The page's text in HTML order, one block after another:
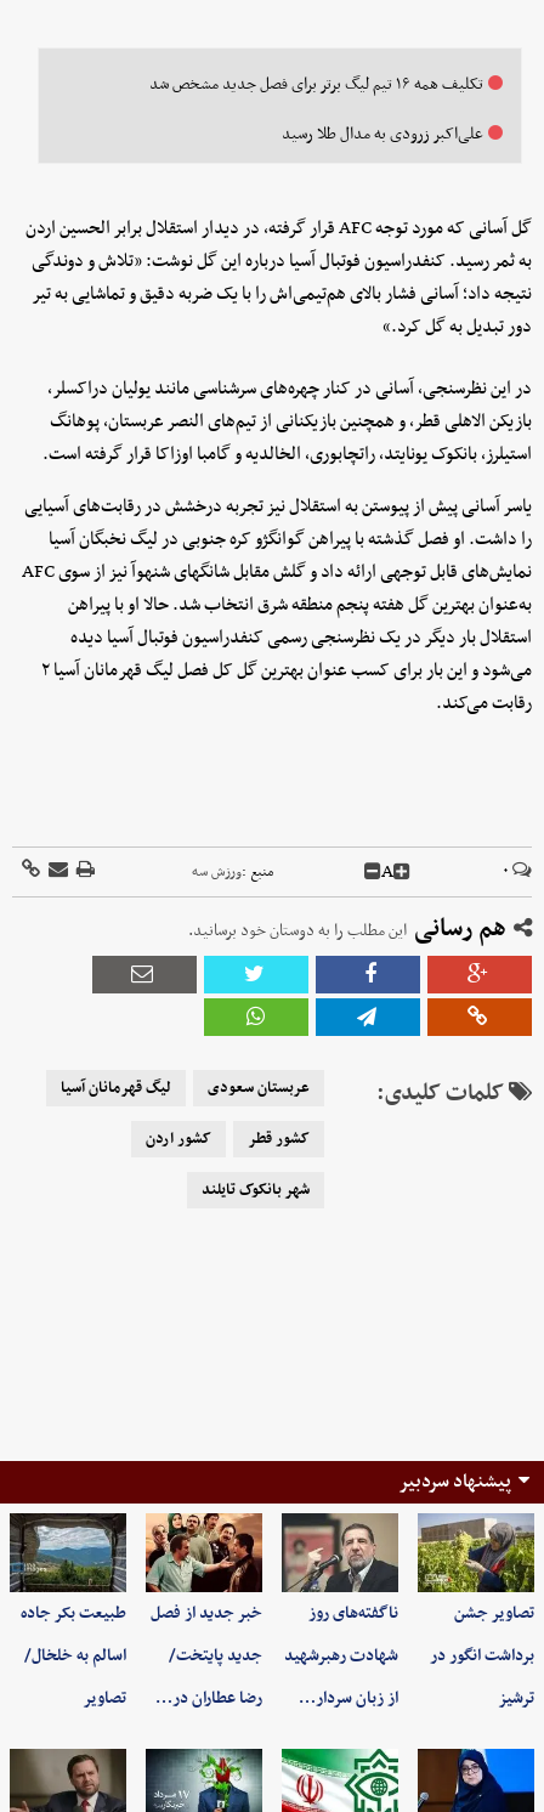
تکلیف همه ۱۶ تیم لیگ برتر برای فصل جدید مشخص شد
علی‌اکبر زرودی به مدال طلا رسید
گل آسانی که مورد توجه AFC قرار گرفته، در دیدار استقلال برابر الحسین اردن
به ثمر رسید. کنفدراسیون فوتبال آسیا درباره این گل نوشت: «تلاش و دوندگی
نتیجه داد؛ آسانی فشار بالای هم‌تیمی‌اش را با یک ضربه دقیق و تماشایی به تیر
دور تبدیل به گل کرد.»
در این نظرسنجی، آسانی در کنار چهره‌های سرشناسی مانند یولیان دراکسلر،
بازیکن الاهلی قطر، و همچنین بازیکنانی از تیم‌های النصر عربستان، پوهانگ
استیلرز، بانکوک یونایتد، راتچابوری، الخالدیه و گامبا اوزاکا قرار گرفته است.
یاسر آسانی پیش از پیوستن به استقلال نیز تجربه درخشش در رقابت‌های آسیایی
را داشت. او فصل گذشته با پیراهن گوانگژو کره جنوبی در لیگ نخبگان آسیا
نمایش‌های قابل توجهی ارائه داد و گلش مقابل شانگهای شنهوآ نیز از سوی AFC
به‌عنوان بهترین گل هفته پنجم منطقه شرق انتخاب شد. حالا او با پیراهن
استقلال بار دیگر در یک نظرسنجی رسمی کنفدراسیون فوتبال آسیا دیده
می‌شود و این بار برای کسب عنوان بهترین گل کل فصل لیگ قهرمانان آسیا ۲
رقابت می‌کند.
۰ A منبع :ورزش سه
هم رسانی این مطلب را به دوستان خود برسانید.
کلمات کلیدی: عربستان سعودی
لیگ قهرمانان آسیا
کشور قطر
کشور اردن
شهر بانکوک تایلند
پیشنهاد سردبیر
تصاویر جشن
برداشت انگور در
ترشیز
ناگفته‌های روز
شهادت رهبرشهید
از زبان سردار…
خبر جدید از فصل
جدید پایتخت/
رضا عطاران در…
طبیعت بکر جاده
اسالم به خلخال/
تصاویر